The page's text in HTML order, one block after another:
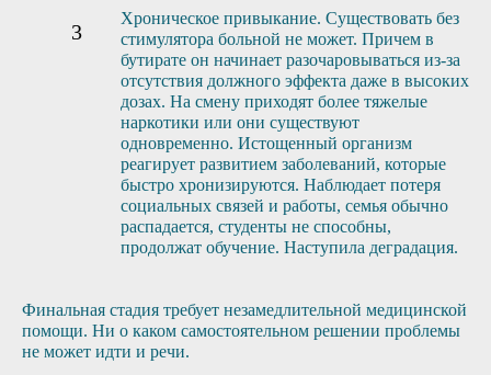
Хроническое привыкание. Существовать без
стимулятора больной не может. Причем в
бутирате он начинает разочаровываться из-за
отсутствия должного эффекта даже в высоких
дозах. На смену приходят более тяжелые
наркотики или они существуют
одновременно. Истощенный организм
реагирует развитием заболеваний, которые
быстро хронизируются. Наблюдает потеря
социальных связей и работы, семья обычно
распадается, студенты не способны,
продолжат обучение. Наступила деградация.
Финальная стадия требует незамедлительной медицинской
помощи. Ни о каком самостоятельном решении проблемы
не может идти и речи.